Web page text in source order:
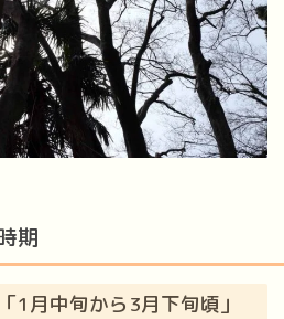
期
1月中旬から3月下旬頃」